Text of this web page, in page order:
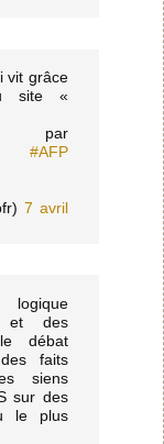
vit grâce
site «
par
#AFP
7 avril
et des
débat
faits
siens
sur des
le plus